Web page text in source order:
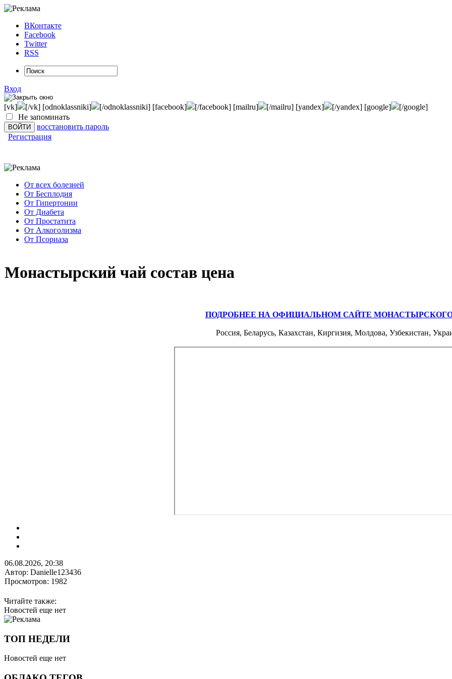
ВКонтакте
Facebook
Twitter
RSS
Вход
[vk] [/vk] [odnoklassniki] [/odnoklassniki] [facebook] [/facebook] [mailru] [/mailru] [yandex] [/yandex] [google]
[/google]
Не запоминать
восстановить пароль
Регистрация
От всех болезней
От Бесплодия
От Гипертонии
От Диабета
От Простатита
От Алкоголизма
От Псориаза
Монастырский чай состав цена
ПОДРОБНЕЕ НА ОФИЦИАЛЬНОМ САЙТЕ
Россия, Беларусь, Казахстан, Киргизия, Молдова, Узбекистан,
06.08.2026, 20:38
Автор: Danielle123436
Просмотров: 1982
Читайте также:
Новостей еще нет
ТОП НЕДЕЛИ
Новостей еще нет